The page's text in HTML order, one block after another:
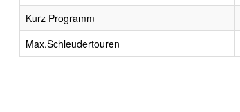
Kurz Programm
Max.Schleudertouren